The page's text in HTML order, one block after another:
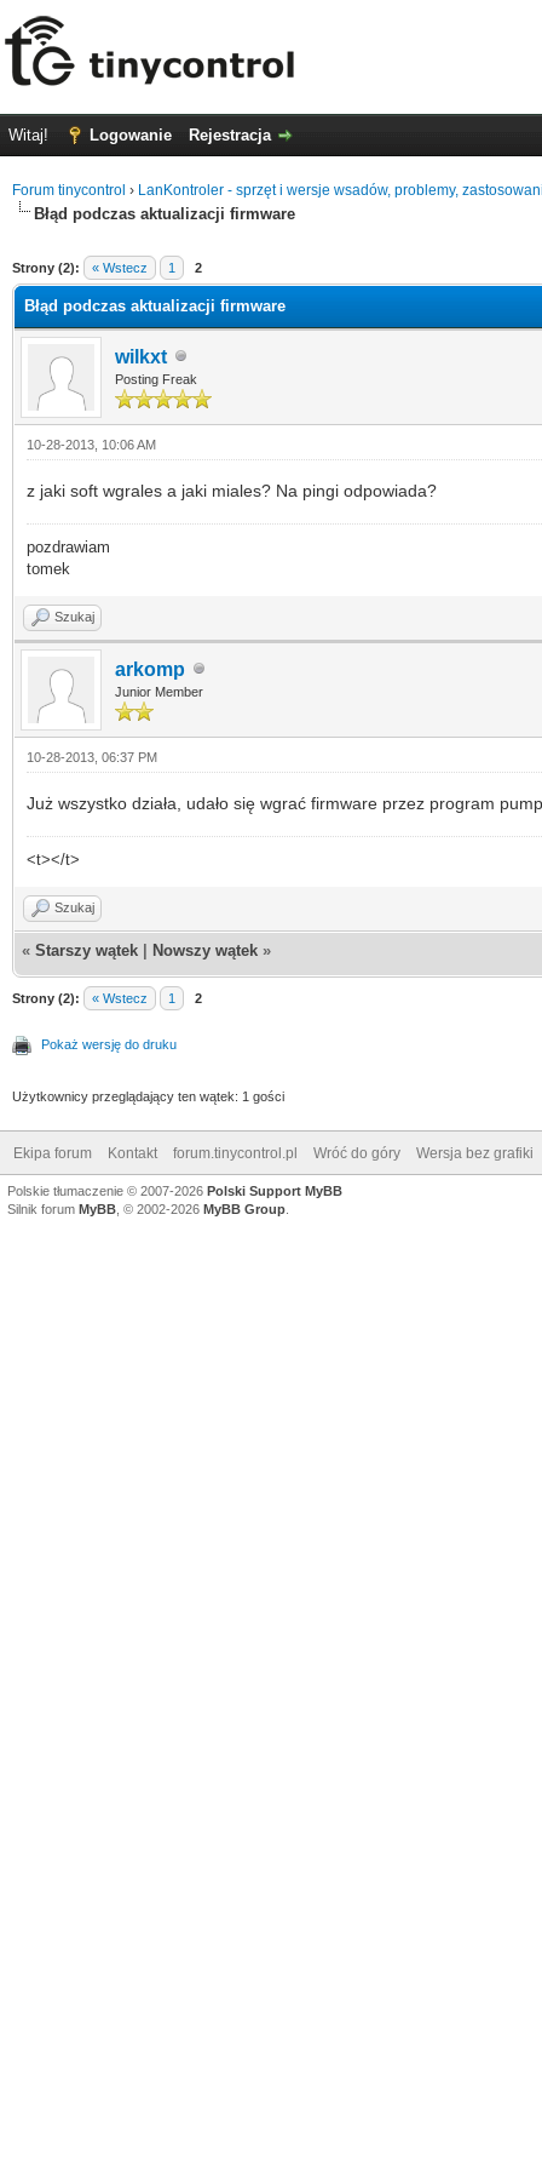
Witaj! Logowanie Rejestracja
Forum tinycontrol › LanKontroler - sprzęt i wersje wsadów, problemy,
Błąd podczas aktualizacji firmware
Strony (2): « Wstecz 1 2
Błąd podczas aktualizacji firmware
wilkxt
Posting Freak
10-28-2013, 10:06 AM
z jaki soft wgrales a jaki miales? Na pingi odpowiada?
pozdrawiam
tomek
Szukaj
arkomp
Junior Member
10-28-2013, 06:37 PM
Już wszystko działa, udało się wgrać firmware przez program
<t></t>
Szukaj
« Starszy wątek Nowszy wątek »
Strony (2): « Wstecz 1 2
Pokaż wersję do druku
Użytkownicy przeglądający ten wątek: 1 gości
Ekipa forum Kontakt forum.tinycontrol.pl Wróć do góry Wersja bez grafiki
Polskie tłumaczenie © 2007-2026 Polski Support MyBB
Silnik forum MyBB , © 2002-2026 MyBB Group